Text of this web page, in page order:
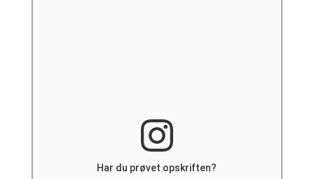
Har du prøvet opskriften?